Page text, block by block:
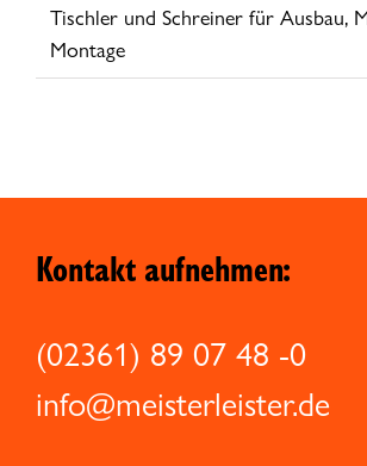
Tischler und Schreiner für Ausbau,
Montage
Kontakt aufnehmen:
(02361) 89 07 48 -0
info@meisterleister.de